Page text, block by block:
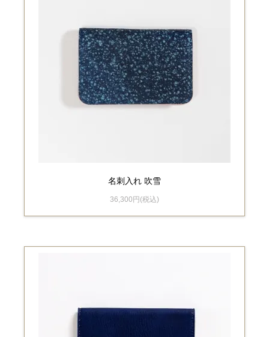
名刺入れ 吹雪
36,300円(税込)